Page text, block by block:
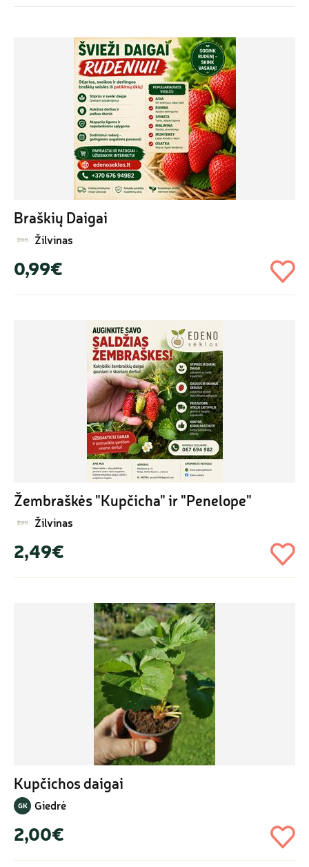
Braškių Daigai
Žilvinas
0,99€
Žembraškės "Kupčicha" ir "Penelope"
Žilvinas
2,49€
Kupčichos daigai
GK Giedrė
2,00€